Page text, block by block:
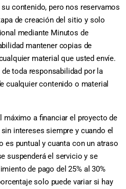
contenido, pero nos reservamos
de creación del sitio y solo
mediante Minutos de
mantener copias de
material que usted envíe.
toda responsabilidad por la
cualquier contenido o material
máximo a financiar el proyecto de
intereses siempre y cuando el
es puntual y cuanta con un atraso
suspenderá el servicio y se
de pago del 25% al 30%
solo puede variar si hay